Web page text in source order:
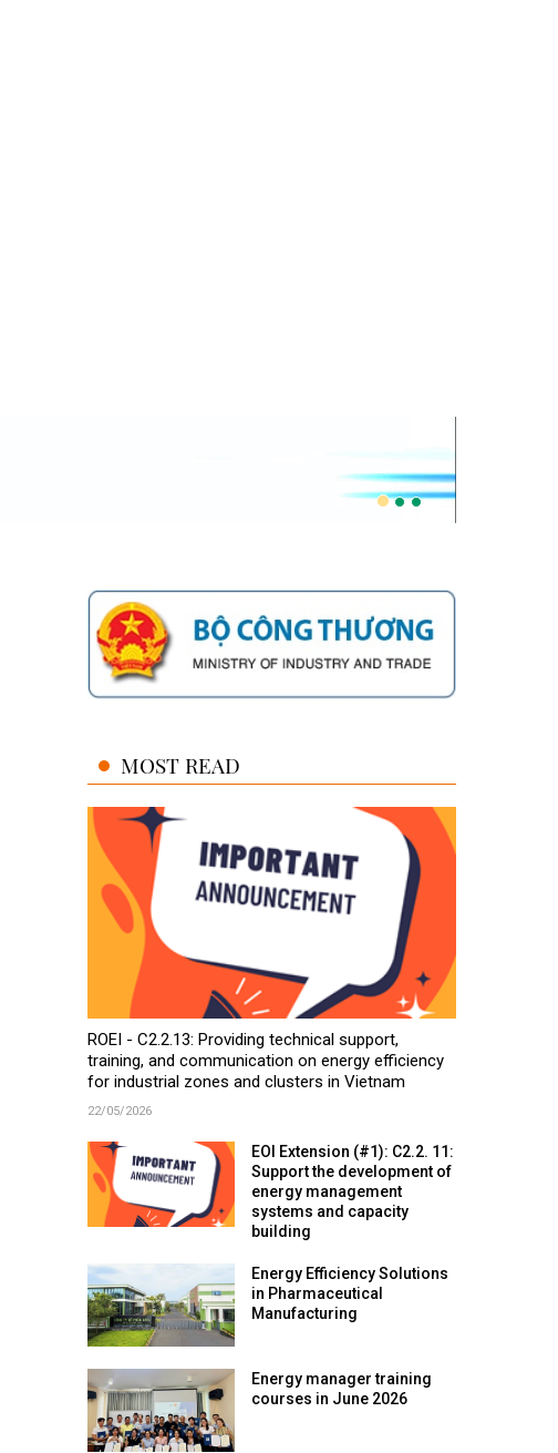
MOST READ
ROEI - C2.2.13: Providing technical support,
training, and communication on energy efficiency
for industrial zones and clusters in Vietnam
22/05/2026
EOI Extension (#1): C2.2. 11:
Support the development of
energy management
systems and capacity
building
Energy Efficiency Solutions
in Pharmaceutical
Manufacturing
Energy manager training
courses in June 2026